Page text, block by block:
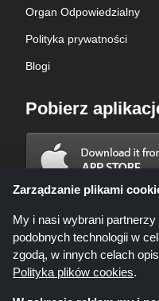
Organ Odpowiedzialny
Polityka prywatności
Blogi
Pobierz
Zarządzanie plikami
My i nasi wybrani
podobnych technologii w
zgodą, w innych celach
Polityka plików cookies.